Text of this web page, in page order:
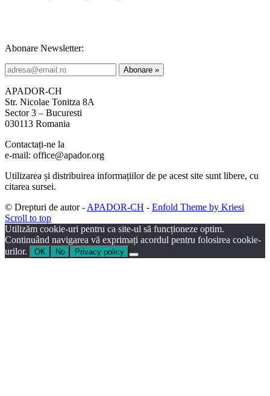
Abonare Newsletter:
APADOR-CH
Str. Nicolae Tonitza 8A
Sector 3 – Bucuresti
030113 Romania
Contactați-ne la
e-mail: office@apador.org
Utilizarea și distribuirea informațiilor de pe acest site sunt libere, cu
citarea sursei.
© Drepturi de autor - APADOR-CH - Enfold Theme by Kriesi
Scroll to top
Utilizăm cookie-uri pentru ca site-ul să funcționeze optim.
Continuând navigarea vă exprimați acordul pentru folosirea cookie-
urilor.
OK No Privacy policy